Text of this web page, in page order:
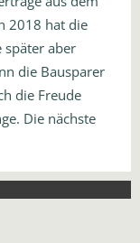
2018 hat die
später aber
die Bausparer
die Freude
Die nächste